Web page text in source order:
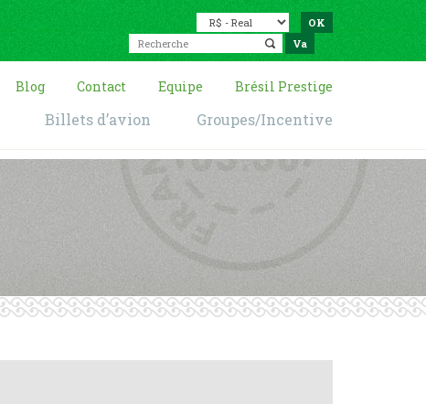
Blog Contact Equipe Brésil Prestige
Billets d’avion Groupes/Incentive